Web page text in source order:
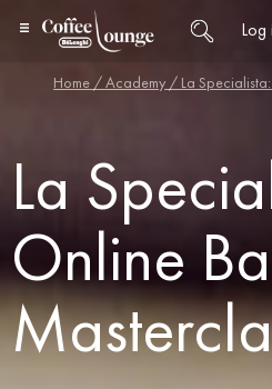
Log
Home /Academy / La
La
Online